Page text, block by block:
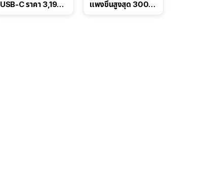
USB-C ราคา 3,190
แพงขึ้นสูงสุด 300